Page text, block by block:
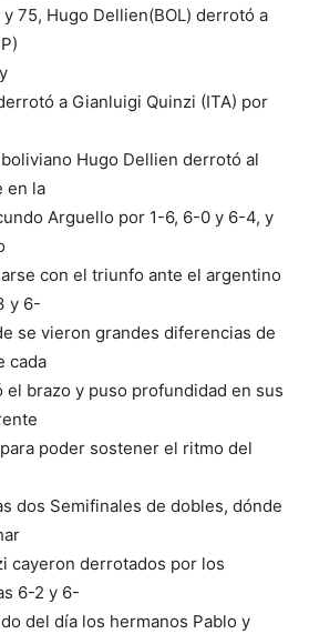
75, Hugo Dellien(BOL) derrotó a
a Gianluigi Quinzi (ITA) por
Hugo Dellien derrotó al
en la
Arguello por 1-6, 6-0 y 6-4, y
con el triunfo ante el argentino
y 6-
se vieron grandes diferencias de
cada
el brazo y puso profundidad en sus
poder sostener el ritmo del
dos Semifinales de dobles, dónde
cayeron derrotados por los
6-2 y 6-
del día los hermanos Pablo y